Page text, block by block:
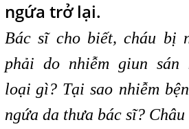
ngứa trở lại.
Bác sĩ cho biết, cháu bị
phải do nhiễm giun sán
loại gì? Tại sao nhiễm
ngứa da thưa bác sĩ?